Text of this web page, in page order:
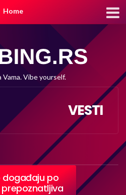
Home
Vama. Vibe yourself.
VESTI
događaju po